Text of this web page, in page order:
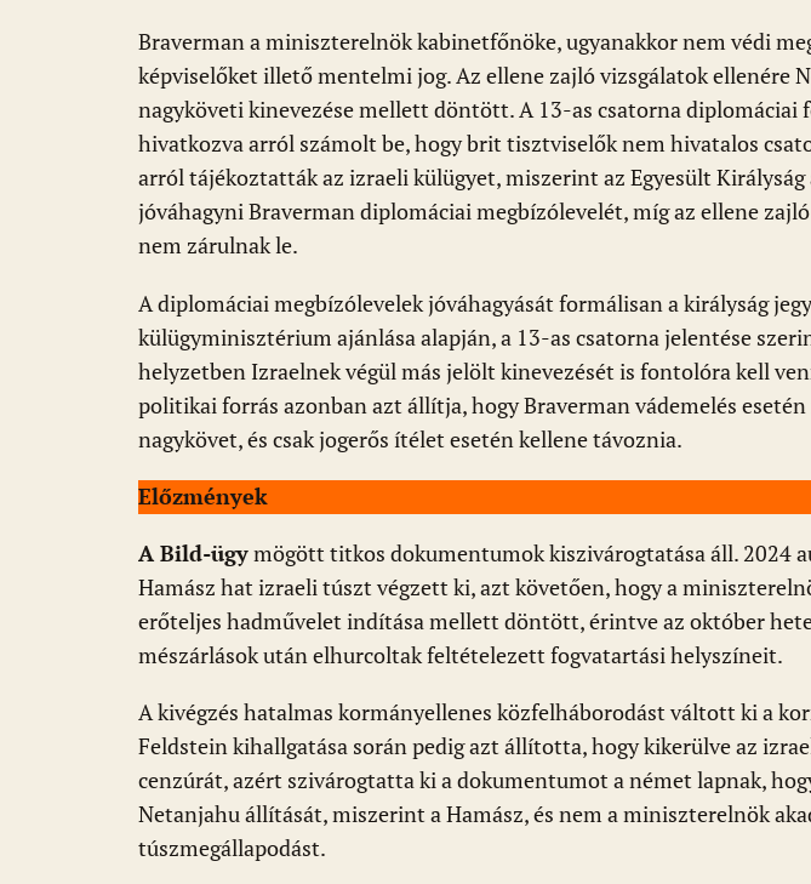
Braverman a miniszterelnök kabinetfőnöke, ugyanakkor nem védi
képviselőket illető mentelmi jog. Az ellene zajló vizsgálatok ellenére
nagyköveti kinevezése mellett döntött. A 13-as csatorna diplomáciai
hivatkozva arról számolt be, hogy brit tisztviselők nem hivatalos
arról tájékoztatták az izraeli külügyet, miszerint az Egyesült
jóváhagyni Braverman diplomáciai megbízólevelét, míg az ellene
nem zárulnak le.
A diplomáciai megbízólevelek jóváhagyását formálisan a királyság
külügyminisztérium ajánlása alapján, a 13-as csatorna jelentése
helyzetben Izraelnek végül más jelölt kinevezését is fontolóra kell
politikai forrás azonban azt állítja, hogy Braverman vádemelés
nagykövet, és csak jogerős ítélet esetén kellene távoznia.
Előzmények
A Bild-ügymögött titkos dokumentumok kiszivárogtatása áll. 2024
Hamász hat izraeli túszt végzett ki, azt követően, hogy a
erőteljes hadművelet indítása mellett döntött, érintve az október
mészárlások után elhurcoltak feltételezett fogvatartási helyszíneit.
A kivégzés hatalmas kormányellenes közfelháborodást váltott ki a
Feldstein kihallgatása során pedig azt állította, hogy kikerülve az
cenzúrát, azért szivárogtatta ki a dokumentumot a német lapnak,
Netanjahu állítását, miszerint a Hamász, és nem a miniszterelnök
túszmegállapodást.